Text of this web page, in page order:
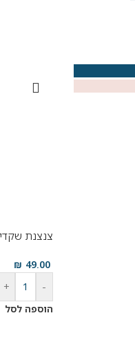
צנצנת
49.00
₪
-
+
הוספה לסל